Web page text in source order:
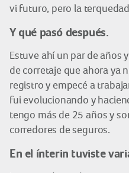
vi futuro, pero la
Y qué pasó después.
Estuve ahí un par de años
de corretaje que ahora ya
registro y empecé a
fui evolucionando y
tengo más de 25 años y
corredores de seguros.
En el ínterin tuviste